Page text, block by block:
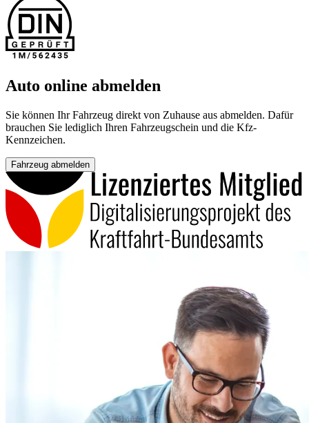
Auto online abmelden
Sie können Ihr Fahrzeug direkt von Zuhause aus abmelden. Dafür
brauchen Sie lediglich Ihren Fahrzeugschein und die Kfz-
Kennzeichen.
Fahrzeug abmelden